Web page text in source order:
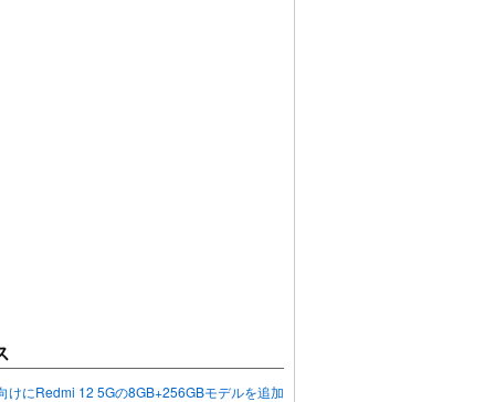
けにRedmi 12 5Gの8GB+256GBモデルを追加